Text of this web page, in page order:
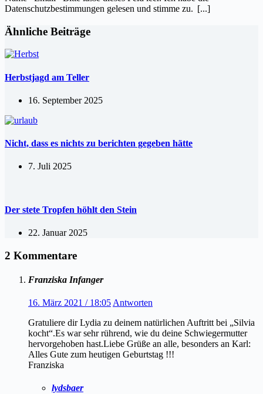
Datenschutzbestimmungen gelesen und stimme zu. [...]
Ähnliche Beiträge
Herbstjagd am Teller
16. September 2025
Nicht, dass es nichts zu berichten gegeben hätte
7. Juli 2025
Der stete Tropfen höhlt den Stein
22. Januar 2025
2 Kommentare
Franziska Infanger
16. März 2021 / 18:05 Antworten
Gratuliere dir Lydia zu deinem natürlichen Auftritt bei „Silvia
kocht“.Es war sehr rührend, wie du deine Schwiegermutter
hervorgehoben hast.Liebe Grüße an alle, besonders an Karl:
Alles Gute zum heutigen Geburtstag !!!
Franziska
lydsbaer